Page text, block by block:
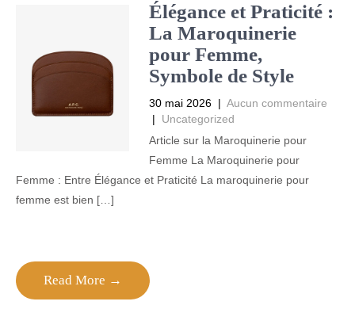
Élégance et Praticité :
La Maroquinerie
pour Femme,
Symbole de Style
30 mai 2026 | Aucun commentaire
| Uncategorized
Article sur la Maroquinerie pour
Femme La Maroquinerie pour
Femme : Entre Élégance et Praticité La maroquinerie pour
femme est bien […]
Read More →